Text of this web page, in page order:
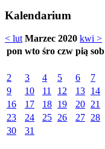
Kalendarium
< lut Marzec 2020 kwi >
pon wto śro czw pią sob
2
3 4 5 6 7
9
10 11 12 13 14
16
17 18 19 20 21
23
24 25 26 27 28
30
31